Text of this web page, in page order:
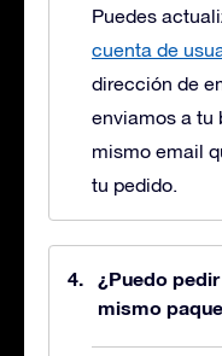
Puedes
cuenta de
dirección de
enviamos a tu
mismo email
tu pedido.
¿Puedo
mismo